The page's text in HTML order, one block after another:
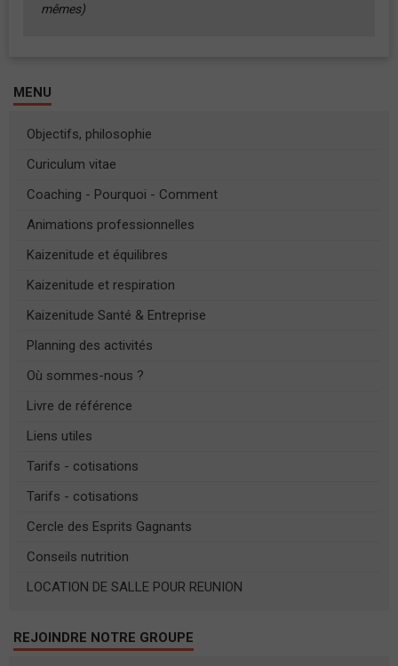
mêmes)
MENU
Objectifs, philosophie
Curiculum vitae
Coaching - Pourquoi - Comment
Animations professionnelles
Kaizenitude et équilibres
Kaizenitude et respiration
Kaizenitude Santé & Entreprise
Planning des activités
Où sommes-nous ?
Livre de référence
Liens utiles
Tarifs - cotisations
Tarifs - cotisations
Cercle des Esprits Gagnants
Conseils nutrition
LOCATION DE SALLE POUR REUNION
REJOINDRE NOTRE GROUPE